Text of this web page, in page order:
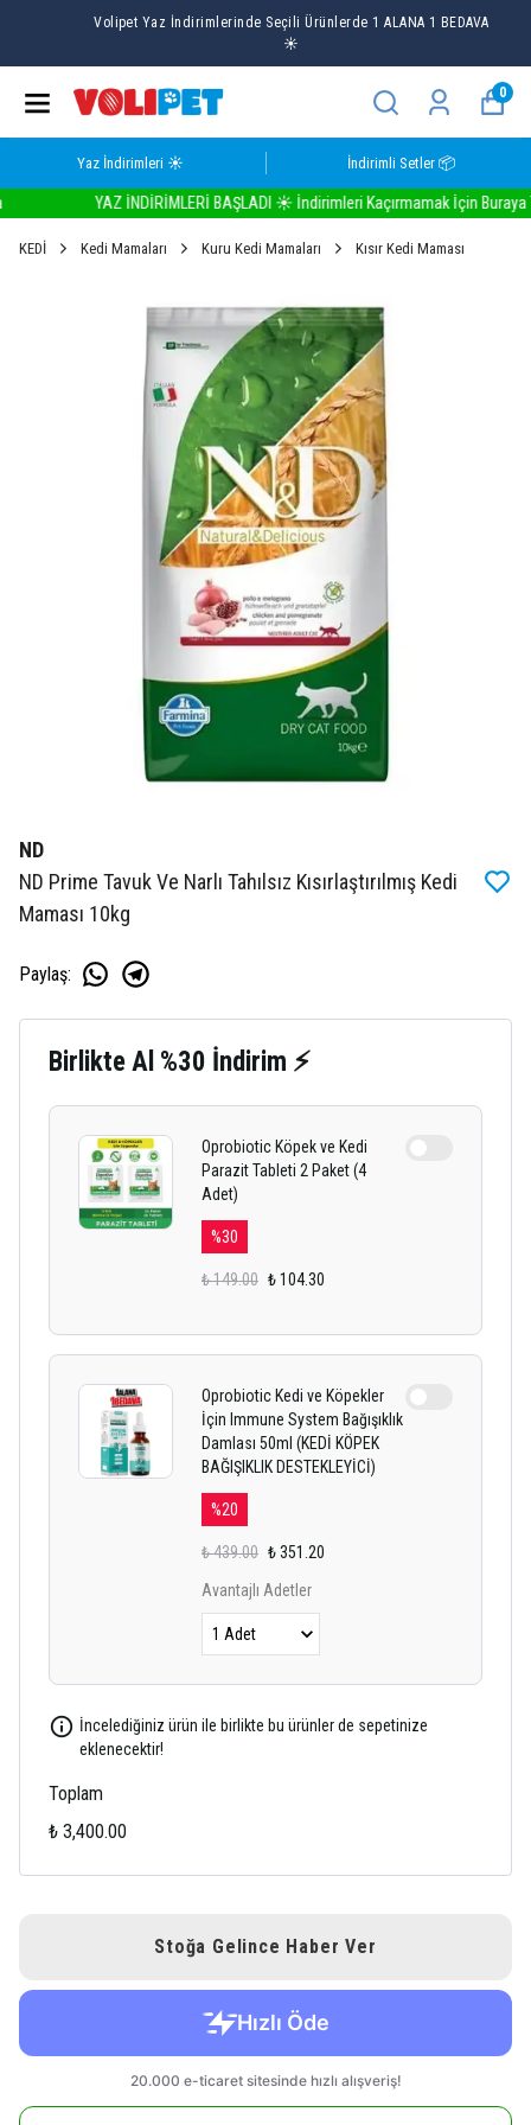
Volipet Yaz İndirimlerinde Seçili Ürünlerde 1 ALANA 1 BEDAVA
0
Yaz İndirimleri ☀️ İndirimli Setler 📦
YAZ İNDİRİMLERİ BAŞLADI ☀️ İndirimleri Kaçırmamak İçin Buraya Tıkla
KEDİ Kedi Mamaları Kuru Kedi Mamaları Kısır Kedi Maması
ND
ND Prime Tavuk Ve Narlı Tahılsız Kısırlaştırılmış Kedi
Maması 10kg
Paylaş:
Birlikte Al %30 İndirim ⚡
Oprobiotic Köpek ve Kedi
Parazit Tableti 2 Paket (4
Adet)
%30
₺ 149.00 ₺ 104.30
Oprobiotic Kedi ve Köpekler
İçin Immune System Bağışıklık
Damlası 50ml (KEDİ KÖPEK
BAĞIŞIKLIK DESTEKLEYİCİ)
%20
₺ 439.00 ₺ 351.20
Avantajlı Adetler
İncelediğiniz ürün ile birlikte bu ürünler de sepetinize
eklenecektir!
Toplam
₺ 3,400.00
Stoğa Gelince Haber Ver